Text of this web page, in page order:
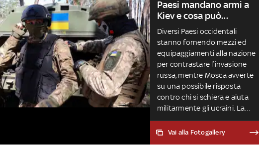
Paesi mandano armi a
Kiev e cosa può
succedere
Diversi Paesi occidentali
stanno fornendo mezzi ed
equipaggiamenti alla nazione
per contrastare l’invasione
russa, mentre Mosca avverte
su una possibile risposta
contro chi si schiera e aiuta
militarmente gli ucraini. La
situazione
Vai alla Fotogallery